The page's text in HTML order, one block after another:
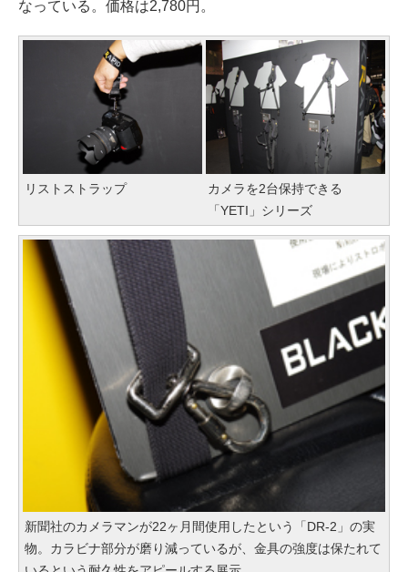
なっている。価格は2,780円。
リストストラップ
カメラを2台保持できる
「YETI」シリーズ
新聞社のカメラマンが22ヶ月間使用したという「DR-2」の実
物。カラビナ部分が磨り減っているが、金具の強度は保たれて